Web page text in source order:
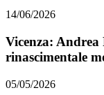
14/06/2026
Vicenza: Andrea
rinascimentale
05/05/2026